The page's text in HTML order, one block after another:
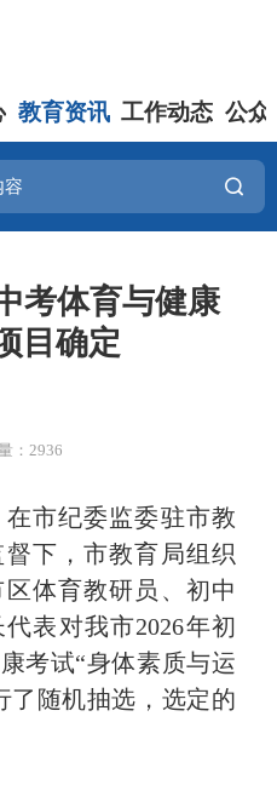
教育资讯 工作动态 公众
考体育与健康
目确定
：2936
市纪委监委驻市教
下，市教育局组织
体育教研员、初中
表对我市2026年初
考试“身体素质与运
了随机抽选，选定的